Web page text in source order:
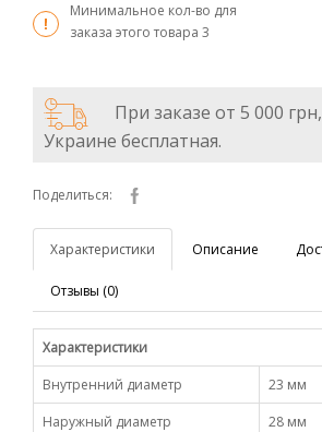
Минимальное кол-во для
заказа этого товара 3
При заказе от 5 000
Украине бесплатная.
Поделиться:
Характеристики Описание
Отзывы (0)
Характеристики
Внутренний диаметр
23 мм
Наружный диаметр
28 мм